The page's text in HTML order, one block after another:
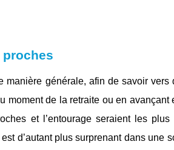
proches
manière générale, afin de savoir vers
moment de la retraite ou en avançant
et l’entourage seraient les plus
d’autant plus surprenant dans une